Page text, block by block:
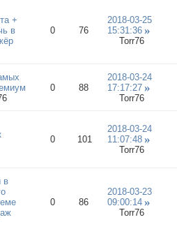
+
в
0 76
2018-03-25
15:31:36
Torr76
0 88
2018-03-24
17:17:27
Torr76
0 101
2018-03-24
11:07:48
Torr76
в
0 86
2018-03-23
09:00:14
Torr76